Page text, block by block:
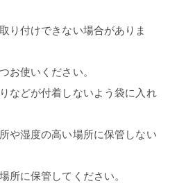
り付けできない場合がありま
お使いください。
などが付着しないよう袋に入れ
や湿度の高い場所に保管しない
所に保管してください。